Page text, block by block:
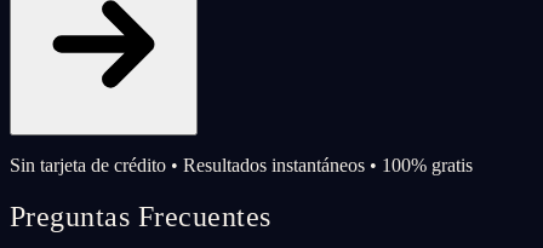
Sin tarjeta de crédito • Resultados instantáneos • 100% gratis
Preguntas Frecuentes